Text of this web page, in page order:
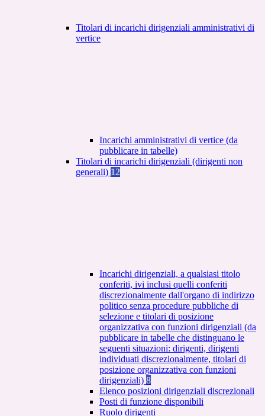
Titolari di incarichi dirigenziali amministrativi di
vertice
Incarichi amministrativi di vertice (da
pubblicare in tabelle)
Titolari di incarichi dirigenziali (dirigenti non
generali) 12
Incarichi dirigenziali, a qualsiasi titolo
conferiti, ivi inclusi quelli conferiti
discrezionalmente dall'organo di indirizzo
politico senza procedure pubbliche di
selezione e titolari di posizione
organizzativa con funzioni dirigenziali (da
pubblicare in tabelle che distinguano le
seguenti situazioni: dirigenti, dirigenti
individuati discrezionalmente, titolari di
posizione organizzativa con funzioni
dirigenziali) 8
Elenco posizioni dirigenziali discrezionali
Posti di funzione disponibili
Ruolo dirigenti